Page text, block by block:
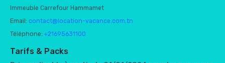
Immeuble Carrefour Hammamet
Email: contact@location-vacance.com.tn
Téléphone: +21695631100
Tarifs & Packs